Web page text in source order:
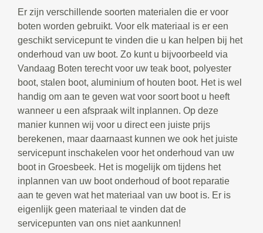
Er zijn verschillende soorten materialen die er voor
boten worden gebruikt. Voor elk materiaal is er een
geschikt servicepunt te vinden die u kan helpen bij het
onderhoud van uw boot. Zo kunt u bijvoorbeeld via
Vandaag Boten terecht voor uw teak boot, polyester
boot, stalen boot, aluminium of houten boot. Het is wel
handig om aan te geven wat voor soort boot u heeft
wanneer u een afspraak wilt inplannen. Op deze
manier kunnen wij voor u direct een juiste prijs
berekenen, maar daarnaast kunnen we ook het juiste
servicepunt inschakelen voor het onderhoud van uw
boot in Groesbeek. Het is mogelijk om tijdens het
inplannen van uw boot onderhoud of boot reparatie
aan te geven wat het materiaal van uw boot is. Er is
eigenlijk geen materiaal te vinden dat de
servicepunten van ons niet aankunnen!